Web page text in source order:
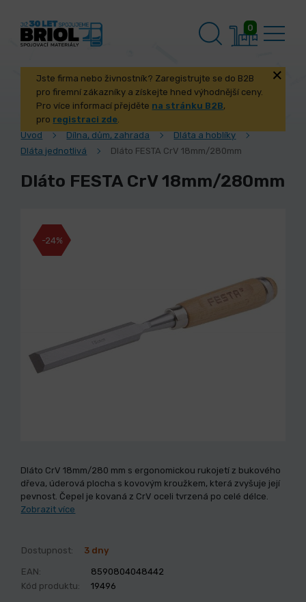
0
Jste firma nebo živnostník? Zaregistrujte se do B2B
pro firemní zákazníky a získejte hned výhodnější ceny.
Pro více informací přejděte na stránku B2B,
pro registraci zde.
Úvod
Dílna, dům, zahrada
Dláta a hoblíky
Dláta jednotlivá
Dláto FESTA CrV 18mm/280mm
Dláto FESTA CrV 18mm/280mm
-24%
Dláto CrV 18mm/280 mm s ergonomickou rukojetí z bukového
dřeva, úderová plocha s kovovým kroužkem, která zvyšuje její
pevnost. Čepel je kovaná z CrV oceli tvrzená po celé délce.
Zobrazit více
Dostupnost: 3 dny
EAN:
8590804048442
Kód produktu:
19496